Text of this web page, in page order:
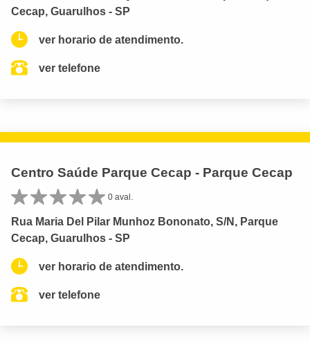
Cecap, Guarulhos - SP
ver horario de atendimento.
ver telefone
Centro Saúde Parque Cecap - Parque Cecap
0 aval.
Rua Maria Del Pilar Munhoz Bononato, S/N, Parque
Cecap, Guarulhos - SP
ver horario de atendimento.
ver telefone